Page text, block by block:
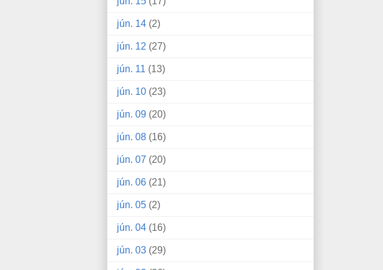
jún. 14 (2)
jún. 12 (27)
jún. 11 (13)
jún. 10 (23)
jún. 09 (20)
jún. 08 (16)
jún. 07 (20)
jún. 06 (21)
jún. 05 (2)
jún. 04 (16)
jún. 03 (29)